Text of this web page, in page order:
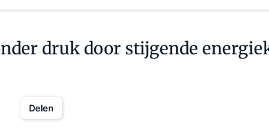
druk door stijgende
Delen